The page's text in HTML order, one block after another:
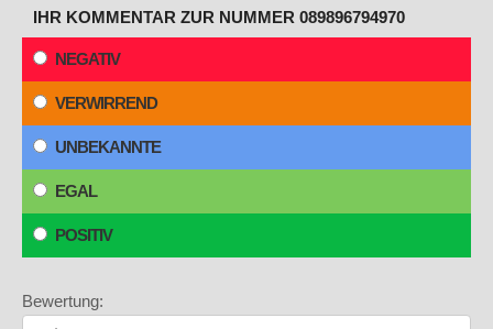
IHR KOMMENTAR ZUR NUMMER 089896794970
NEGATIV
VERWIRREND
UNBEKANNTE
EGAL
POSITIV
Bewertung: